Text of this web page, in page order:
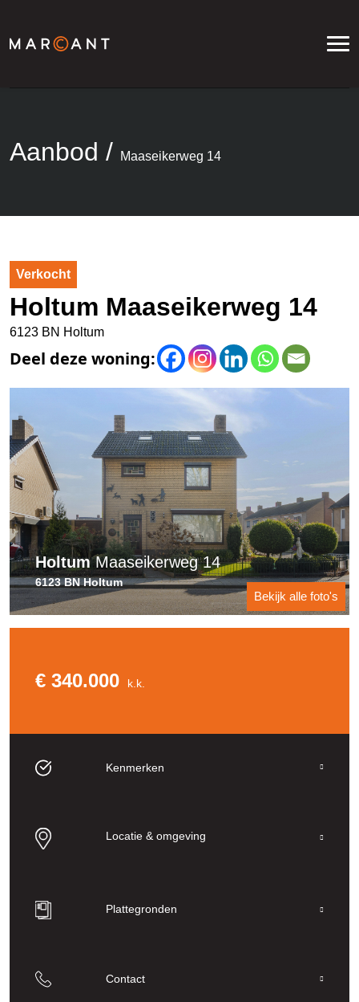
Aanbod / Maaseikerweg 14
Verkocht
Holtum Maaseikerweg 14
6123 BN Holtum
HoltumMaaseikerweg 14
6123 BN Holtum
Bekijk alle foto's
€ 340.000 k.k.
Kenmerken
Locatie & omgeving
Plattegronden
Contact